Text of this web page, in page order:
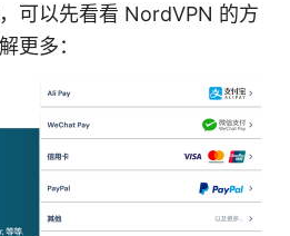
可以先看看 NordVPN 的方
更多：